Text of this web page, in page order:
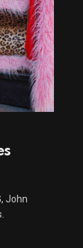
John